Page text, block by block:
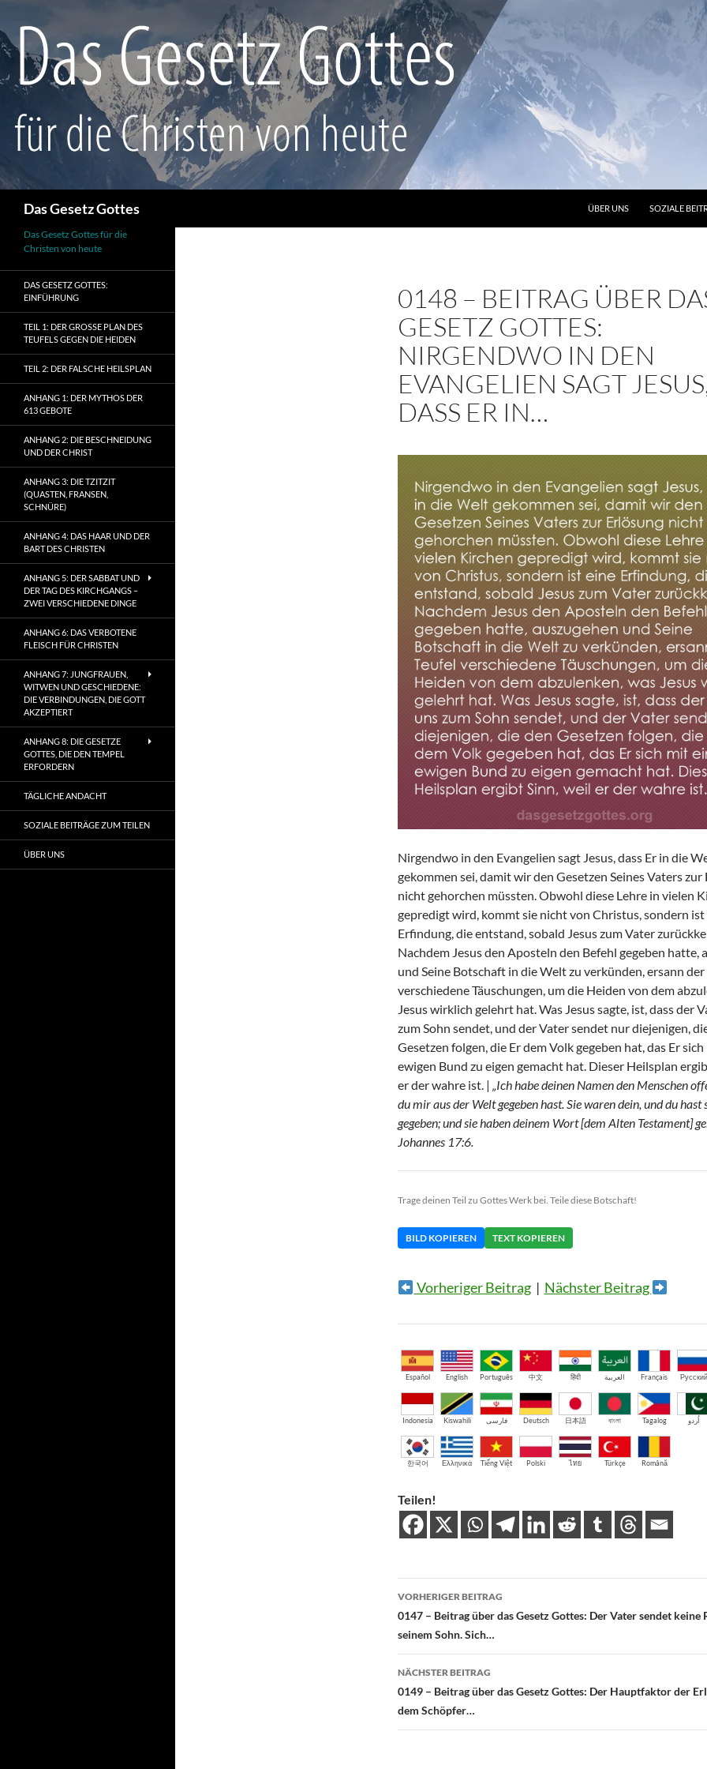
Das Gesetz Gottes
ÜBER UNS
SOZIALE
0148 – BEITRAG ÜBER
GESETZ GOTTES:
NIRGENDWO IN DEN
EVANGELIEN SAGT
DASS ER IN…
Nirgendwo in den Evangelien sagt Jesus, dass Er in die
gekommen sei, damit wir den Gesetzen Seines Vaters zur
nicht gehorchen müssten. Obwohl diese Lehre in vielen
gepredigt wird, kommt sie nicht von Christus, sondern ist
Erfindung, die entstand, sobald Jesus zum Vater
Nachdem Jesus den Aposteln den Befehl gegeben hatte,
und Seine Botschaft in die Welt zu verkünden, ersann der
verschiedene Täuschungen, um die Heiden von dem
Jesus wirklich gelehrt hat. Was Jesus sagte, ist, dass der
zum Sohn sendet, und der Vater sendet nur diejenigen,
Gesetzen folgen, die Er dem Volk gegeben hat, das Er
ewigen Bund zu eigen gemacht hat. Dieser Heilsplan
er der wahre ist. | „Ich habe deinen Namen den Menschen
du mir aus der Welt gegeben hast. Sie waren dein, und du hast
gegeben; und sie haben deinem Wort [dem Alten Testament]
Johannes 17:6.
Trage deinen Teil zu Gottes Werk bei. Teile diese Botschaft!
BILD KOPIEREN TEXT KOPIEREN
Vorheriger Beitrag| Nächster Beitrag
Español English Português 中文 हिंदी العربية Français Русский
Indonesia Kiswahili فارسی Deutsch 日本語 বাংলা Tagalog اُردو
한국어 Ελληνικά Tiếng Việt Polski ไทย Türkçe Română
Teilen!
Beitragsnavigation
VORHERIGER BEITRAG
0147 – Beitrag über das Gesetz Gottes: Der Vater sendet keine
seinem Sohn. Sich…
NÄCHSTER BEITRAG
0149 – Beitrag über das Gesetz Gottes: Der Hauptfaktor der
dem Schöpfer…
Das Gesetz Gottes für die
Christen von heute
DAS GESETZ GOTTES:
EINFÜHRUNG
TEIL 1: DER GROSSE PLAN DES T
EUFELS GEGEN DIE HEIDEN
TEIL 2: DER FALSCHE HEILSPLAN
ANHANG 1: DER MYTHOS DER
613 GEBOTE
ANHANG 2: DIE BESCHNEIDUNG
UND DER CHRIST
ANHANG 3: DIE TZITZIT
(QUASTEN, FRANSEN,
SCHNÜRE)
ANHANG 4: DAS HAAR UND DER
BART DES CHRISTEN
ANHANG 5: DER SABBAT UND
DER TAG DES KIRCHGANGS –
ZWEI VERSCHIEDENE DINGE
ANHANG 6: DAS VERBOTENE
FLEISCH FÜR CHRISTEN
ANHANG 7: JUNGFRAUEN,
WITWEN UND GESCHIEDENE:
DIE VERBINDUNGEN, DIE GOTT
AKZEPTIERT
ANHANG 8: DIE GESETZE
GOTTES, DIE DEN TEMPEL
ERFORDERN
TÄGLICHE ANDACHT
SOZIALE BEITRÄGE ZUM TEILEN
ÜBER UNS